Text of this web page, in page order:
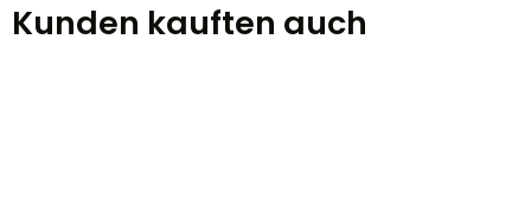
Kunden kauften auch